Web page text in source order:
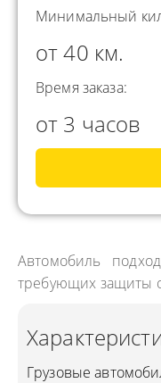
Минимальный
от 40 км.
Время заказа:
от 3 часов
Автомобиль
требующих защиты
Грузовые